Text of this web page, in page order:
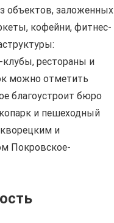
объектов, заложенных
кофейни, фитнес-
клубы, рестораны и
можно отметить
благоустроит бюро
и пешеходный
и
Покровское-